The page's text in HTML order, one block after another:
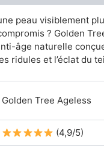
peau visiblement
? Golden
âge naturelle
ridules et l’éclat du
Golden Tree Ageless
(4,9/5)